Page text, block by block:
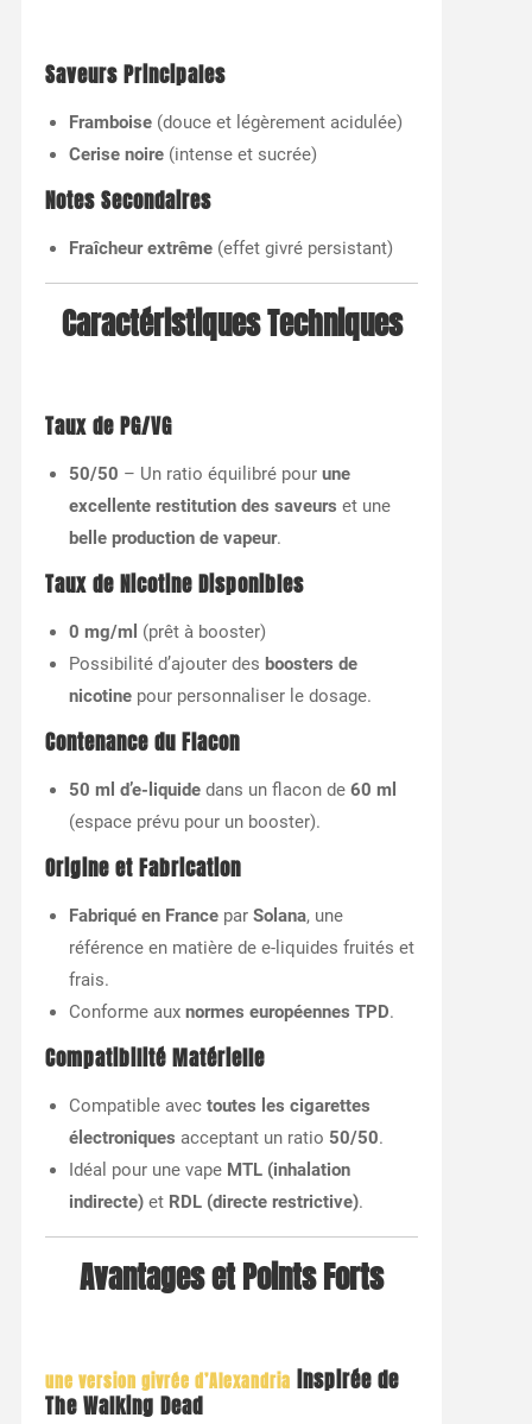
Saveurs Principales
Framboise(douce et légèrement acidulée)
Cerise noire(intense et sucrée)
Notes Secondaires
Fraîcheur extrême(effet givré persistant)
Caractéristiques Techniques
Taux de PG/VG
50/50 – Un ratio équilibré pour une
excellente restitution des saveurs et une
belle production de vapeur.
Taux de Nicotine Disponibles
0 mg/ml (prêt à booster)
Possibilité d’ajouter des boosters de
nicotinepour personnaliser le dosage.
Contenance du Flacon
50 ml d’e-liquidedans un flacon de 60 ml
(espace prévu pour un booster).
Origine et Fabrication
Fabriqué en Francepar Solana, une
référence en matière de e-liquides fruités et
frais.
Conforme aux normes européennes TPD.
Compatibilité Matérielle
Compatible avec toutes les cigarettes
électroniques acceptant un ratio 50/50.
Idéal pour une vape MTL (inhalation
indirecte)et RDL (directe restrictive).
Avantages et Points Forts
une version givrée d’Alexandria inspirée de
The Walking Dead